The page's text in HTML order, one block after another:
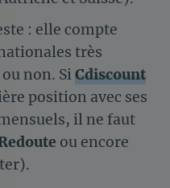
: elle compte
très
non. SiCdiscount
position avec ses
il ne faut
ou encore